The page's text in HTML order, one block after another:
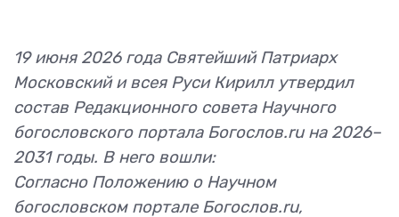
19 июня 2026 года Святейший Патриарх
Московский и всея Руси Кирилл утвердил
состав Редакционного совета Научного
богословского портала Богослов.ru на 2026–
2031 годы. В него вошли:
Согласно Положению о Научном
богословском портале Богослов.ru,